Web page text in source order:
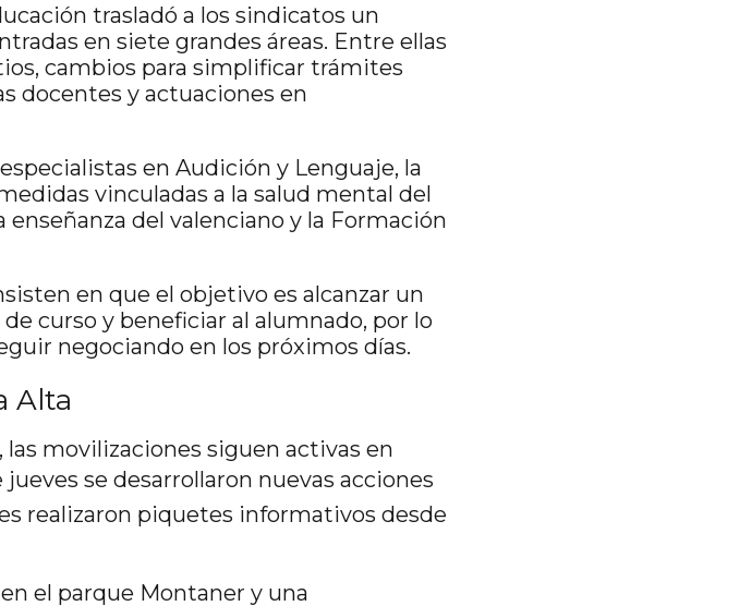
trasladó a los sindicatos un
en siete grandes áreas. Entre ellas
cambios para simplificar trámites
docentes y actuaciones en
en Audición y Lenguaje, la
vinculadas a la salud mental del
del valenciano y la Formación
en que el objetivo es alcanzar un
curso y beneficiar al alumnado, por lo
negociando en los próximos días.
Alta
movilizaciones siguen activas en
jueves se desarrollaron nuevas acciones
realizaron piquetes informativos desde
el parque Montaner y una